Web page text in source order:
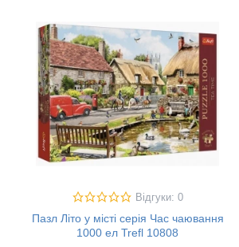
Відгуки: 0
Пазл Літо у місті серія Час чаювання
1000 ел Trefl 10808